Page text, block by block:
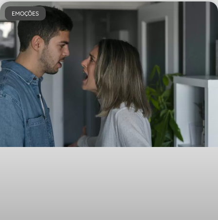
EMOÇÕES